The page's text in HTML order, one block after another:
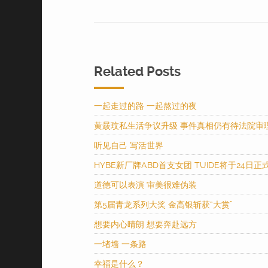
Related Posts
一起走过的路 一起熬过的夜
黄晸玟私生活争议升级 事件真相仍有待法院审
听见自己 写活世界
HYBE新厂牌ABD首支女团 TUIDE将于24日正
道德可以表演 审美很难伪装
第5届青龙系列大奖 金高银斩获“大赏”
想要内心晴朗 想要奔赴远方
一堵墙 一条路
幸福是什么？